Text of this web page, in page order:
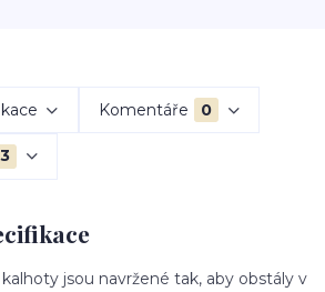
Komentáře 0
3
jsou navržené tak, aby obstály v